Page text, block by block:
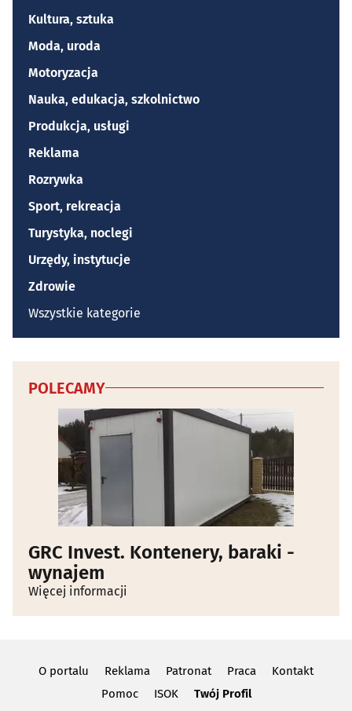
Kultura, sztuka
Moda, uroda
Motoryzacja
Nauka, edukacja, szkolnictwo
Produkcja, usługi
Reklama
Rozrywka
Sport, rekreacja
Turystyka, noclegi
Urzędy, instytucje
Zdrowie
Wszystkie kategorie
POLECAMY
GRC Invest. Kontenery, baraki -
wynajem
Więcej informacji
O portalu Reklama Patronat Praca
Kontakt
Pomoc
ISOK Twój Profil